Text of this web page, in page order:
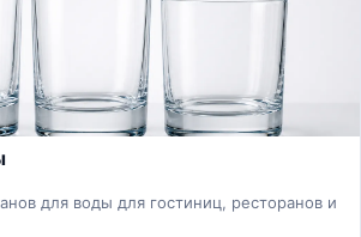
для воды для гостиниц, ресторанов и